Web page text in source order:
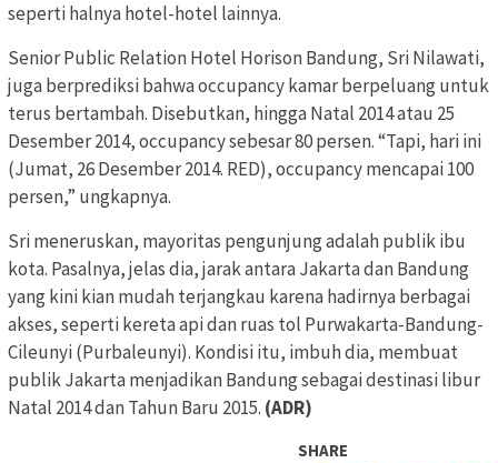
seperti halnya hotel-hotel lainnya.
Senior Public Relation Hotel Horison Bandung, Sri Nilawati,
juga berprediksi bahwa occupancy kamar berpeluang untuk
terus bertambah. Disebutkan, hingga Natal 2014 atau 25
Desember 2014, occupancy sebesar 80 persen. “Tapi, hari ini
(Jumat, 26 Desember 2014. RED), occupancy mencapai 100
persen,” ungkapnya.
Sri meneruskan, mayoritas pengunjung adalah publik ibu
kota. Pasalnya, jelas dia, jarak antara Jakarta dan Bandung
yang kini kian mudah terjangkau karena hadirnya berbagai
akses, seperti kereta api dan ruas tol Purwakarta-Bandung-
Cileunyi (Purbaleunyi). Kondisi itu, imbuh dia, membuat
publik Jakarta menjadikan Bandung sebagai destinasi libur
Natal 2014 dan Tahun Baru 2015. (ADR)
SHARE